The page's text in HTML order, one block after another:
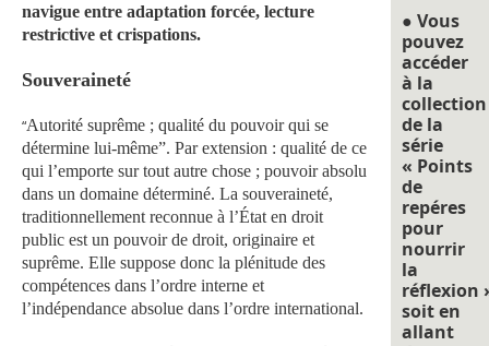
navigue entre adaptation forcée, lecture
restrictive et crispations.
Souveraineté
“Autorité suprême ; qualité du pouvoir qui se
détermine lui-même”. Par extension : qualité de ce
qui l’emporte sur tout autre chose ; pouvoir absolu
dans un domaine déterminé. La souveraineté,
traditionnellement reconnue à l’État en droit
public est un pouvoir de droit, originaire et
suprême. Elle suppose donc la plénitude des
compétences dans l’ordre interne et
l’indépendance absolue dans l’ordre international.
● Vous
pouvez
accéder
à la
collection
de la
série
« Points
de
repéres
pour
nourrir
la
réflexion
soit en
allant